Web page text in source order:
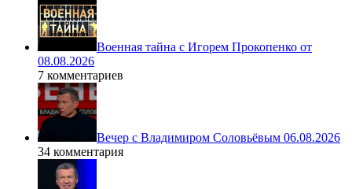
Военная тайна с Игорем Прокопенко от
08.08.2026
7 комментариев
Вечер с Владимиром Соловьёвым 06.08.2026
34 комментария